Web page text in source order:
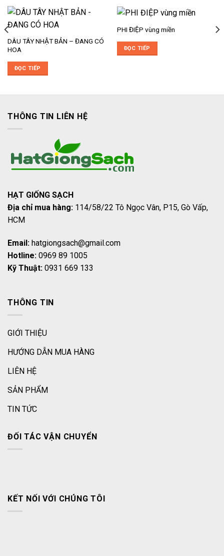
DÂU TÂY NHẬT BẢN – ĐANG CÓ
HOA
ĐỌC TIẾP
PHI ĐIỆP vùng miền
ĐỌC TIẾP
THÔNG TIN LIÊN HỆ
HẠT GIỐNG SẠCH
Địa chỉ mua hàng: 114/58/22 Tô Ngọc Vân, P15, Gò Vấp,
HCM
Email: hatgiongsach@gmail.com
Hotline: 0969 89 1005
Kỹ Thuật: 0931 669 133
THÔNG TIN
GIỚI THIỆU
HƯỚNG DẪN MUA HÀNG
LIÊN HỆ
SẢN PHẨM
TIN TỨC
ĐỐI TÁC VẬN CHUYỂN
KẾT NỐI VỚI CHÚNG TÔI